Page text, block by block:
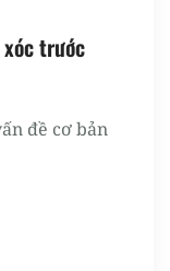
trước
đề cơ bản